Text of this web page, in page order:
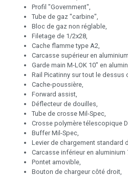
Profil "Government",
Tube de gaz "carbine",
Bloc de gaz non réglable,
Filetage de 1/2x28,
Cache flamme type A2,
Carcasse supérieur en
Garde main M-LOK 10" en
Rail Picatinny sur tout le dessus
Cache-poussière,
Forward assist,
Déflecteur de douilles,
Tube de crosse Mil-Spec,
Crosse polymère télescopique
Buffer Mil-Spec,
Levier de chargement standard
Carcasse inférieur en aluminium
Pontet amovible,
Bouton de chargeur côté droit,